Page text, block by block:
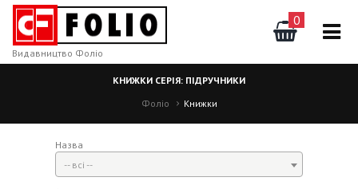
0
Видавництво Фоліо
КНИЖКИ СЕРІЯ: ПІДРУЧНИКИ
Фоліо
Книжки
Назва
-- всі --